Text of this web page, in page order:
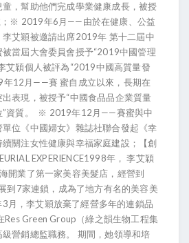
，幫助他們完成學業健康成長，被授
；※ 2019年6月——由於在健康、公益
艾穎被邀請出席2019年 第十二屆中
當屆大會委員會授予“2019中國管理
艾穎個人被評為“2019中國高質量發
年12月——賽 蜜自成立以來，長期在
表現，被授予“中國食品品企業質量
”資質。 ※ 2019年12月——賽蜜與中
位《中國婦女》雜誌社聯合發起《幸
關注女性健康與幸福家庭建設；【創
EXPERIENCE1998年， 李艾穎
開業了第一家美容美髮店，經營到
到7家連鎖，成為了地方有名的美容美
月，李艾穎放棄了經營多年的連鎖品
Res Green Group（綠之韻生物工程集
營銷總監職務。 期間，她領導和培